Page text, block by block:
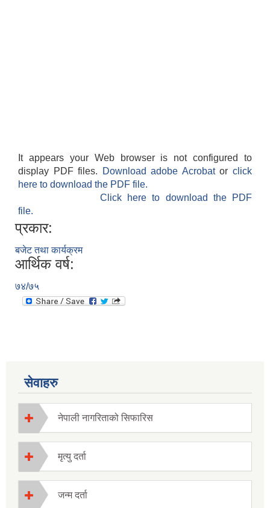
It appears your Web browser is not configured to
display PDF files.
Download adobe Acrobatorclick
here to download the PDF file.
Click here to download the PDF
file.
प्रकार:
बजेट तथा कार्यक्रम
आर्थिक वर्ष:
७४/७५
सेवाहरु
नेपाली नागरिताको सिफारिस
मृत्यु दर्ता
जन्म दर्ता